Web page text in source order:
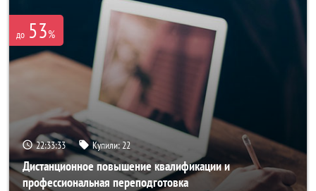
до 53%
22:33:33 Купили:22
Дистанционное повышение квалификации и
профессиональная переподготовка